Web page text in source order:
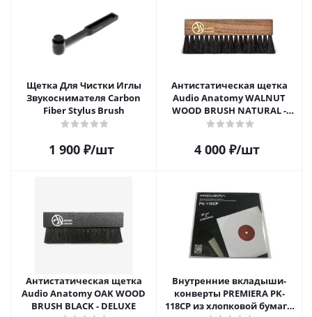
Щетка Для Чистки Иглы
Звукоснимателя Carbon
Fiber Stylus Brush
1 900₽/шт
Антистатическая щетка
Audio Anatomy WALNUT
WOOD BRUSH NATURAL -
DELUXE
4 000₽/шт
Антистатическая щетка
Audio Anatomy OAK WOOD
BRUSH BLACK - DELUXE
Внутренние вкладыши-
конверты PREMIERA PK-
118CP из хлопковой бумаги